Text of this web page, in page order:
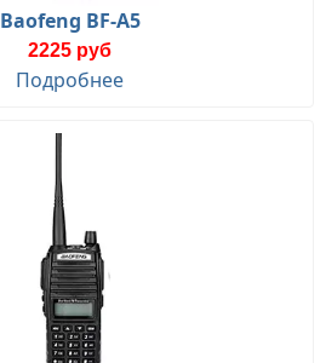
Baofeng BF-A5
2225 руб
Подробнее